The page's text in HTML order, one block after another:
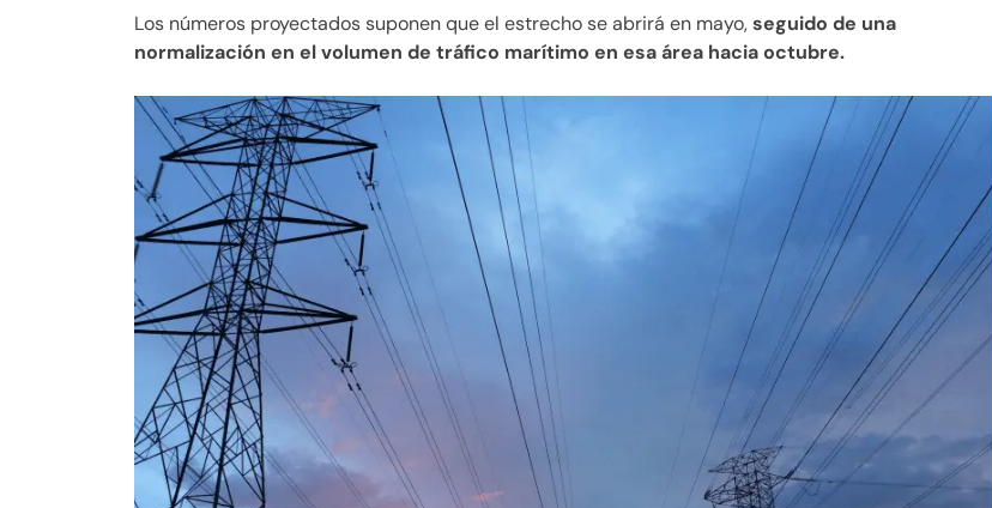
Los números proyectados suponen que el estrecho se abrirá en mayo,seguido de una
normalización en el volumen de tráfico marítimo en esa área hacia octubre.